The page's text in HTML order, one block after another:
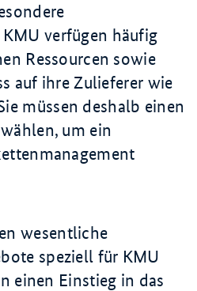
verfügen häufig
Ressourcen sowie
auf ihre Zulieferer wie
müssen deshalb einen
um ein
wesentliche
speziell für KMU
einen Einstieg in das